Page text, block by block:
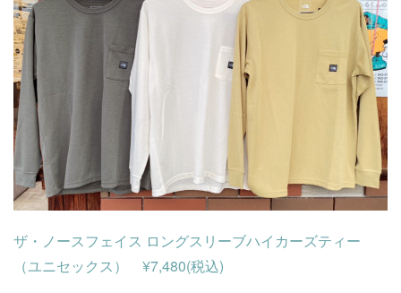
ザ・ノースフェイス ロングスリーブハイカーズティー
（ユニセックス） ¥7,480(税込)